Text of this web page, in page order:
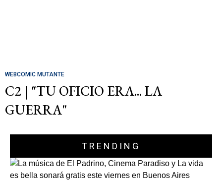
WEBCOMIC MUTANTE
C2 | "TU OFICIO ERA... LA
GUERRA"
TRENDING